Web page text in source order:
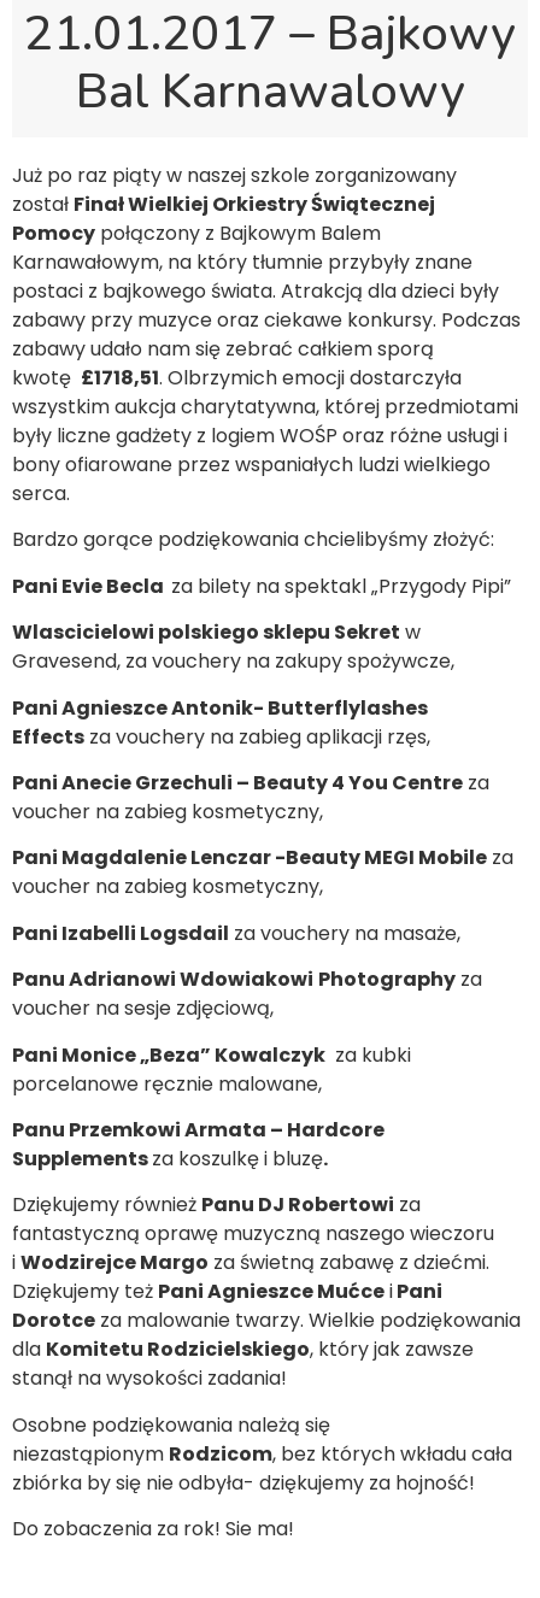
21.01.2017 – Bajkowy
Bal Karnawalowy
Już po raz piąty w naszej szkole zorganizowany
został Finał Wielkiej Orkiestry Świątecznej
Pomocy połączony z Bajkowym Balem
Karnawałowym, na który tłumnie przybyły znane
postaci z bajkowego świata. Atrakcją dla dzieci były
zabawy przy muzyce oraz ciekawe konkursy. Podczas
zabawy udało nam się zebrać całkiem sporą
kwotę £1718,51. Olbrzymich emocji dostarczyła
wszystkim aukcja charytatywna, której przedmiotami
były liczne gadżety z logiem WOŚP oraz różne usługi i
bony ofiarowane przez wspaniałych ludzi wielkiego
serca.
Bardzo gorące podziękowania chcielibyśmy złożyć:
Pani Evie Becla za bilety na spektakl „Przygody Pipi”
Wlascicielowi polskiego sklepu Sekret w
Gravesend, za vouchery na zakupy spożywcze,
Pani Agnieszce Antonik- Butterflylashes
Effects za vouchery na zabieg aplikacji rzęs,
Pani Anecie Grzechuli – Beauty 4 You Centre za
voucher na zabieg kosmetyczny,
Pani Magdalenie Lenczar -Beauty MEGI Mobile za
voucher na zabieg kosmetyczny,
Pani Izabelli Logsdail za vouchery na masaże,
Panu Adrianowi Wdowiakowi Photography za
voucher na sesje zdjęciową,
Pani Monice „Beza” Kowalczyk za kubki
porcelanowe ręcznie malowane,
Panu Przemkowi Armata – Hardcore
Supplementsza koszulkę i bluzę.
Dziękujemy również Panu DJ Robertowi za
fantastyczną oprawę muzyczną naszego wieczoru
iWodzirejce Margo za świetną zabawę z dziećmi.
Dziękujemy też Pani Agnieszce MućceiPani
Dorotce za malowanie twarzy. Wielkie podziękowania
dla Komitetu Rodzicielskiego, który jak zawsze
stanął na wysokości zadania!
Osobne podziękowania należą się
niezastąpionym Rodzicom, bez których wkładu cała
zbiórka by się nie odbyła- dziękujemy za hojność!
Do zobaczenia za rok! Sie ma!